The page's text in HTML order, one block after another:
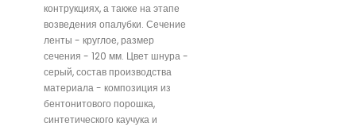
контрукциях, а также на этапе
возведения опалубки. Сечение
ленты - круглое, размер
сечения - 120 мм. Цвет шнура -
серый, состав производства
материала - композиция из
бентонитового порошка,
синтетического каучука и